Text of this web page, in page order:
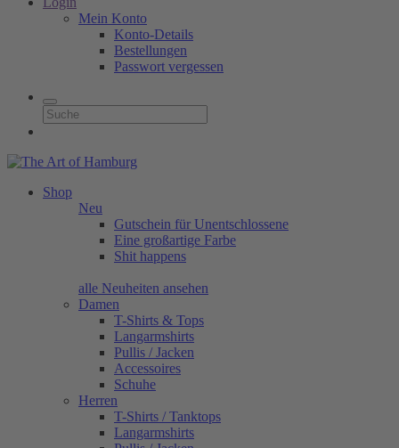
Mein Konto
Konto-Details
Bestellungen
Passwort vergessen
Shop
Neu
Gutschein für Unentschlossene
Eine großartige Farbe
Shit happens
alle Neuheiten ansehen
Damen
T-Shirts & Tops
Langarmshirts
Pullis / Jacken
Accessoires
Schuhe
Herren
T-Shirts / Tanktops
Langarmshirts